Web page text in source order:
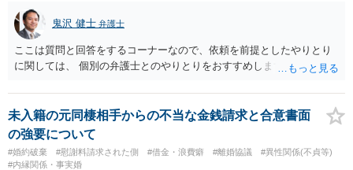
鬼沢 健士 弁護士
ここは質問と回答をするコーナーなので、依頼を前提としたやりとり
に関しては、 個別の弁護士とのやりとりをおすすめします。
未入籍の元同棲相手からの不当な金銭請求と合意書面
の強要について
#婚約破棄 #慰謝料請求された側 #借金・浪費癖 #離婚協議
#異性関係(不貞等)
#内縁関係・事実婚